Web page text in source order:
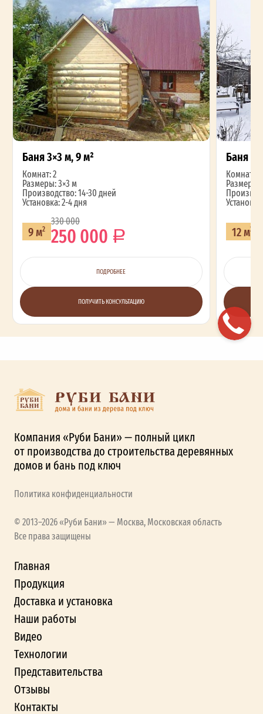
Баня 3×3 м, 9 м²
Комнат: 2
Размеры: 3×3 м
Производство: 14-30 дней
Установка: 2-4 дня
9 м2
330 000
250 000
ПОДРОБНЕЕ
ПОЛУЧИТЬ КОНСУЛЬТАЦИЮ
Баня
Комнат: 2
Размеры:
12 м2
Компания «Руби Бани» — полный цикл
от производства до строительства деревянных
домов и бань под ключ
Политика конфиденциальности
© 2013–2026 «Руби Бани» — Москва, Московская область
Все права защищены
Главная
Продукция
Доставка и установка
Наши работы
Видео
Технологии
Представительства
Отзывы
Контакты